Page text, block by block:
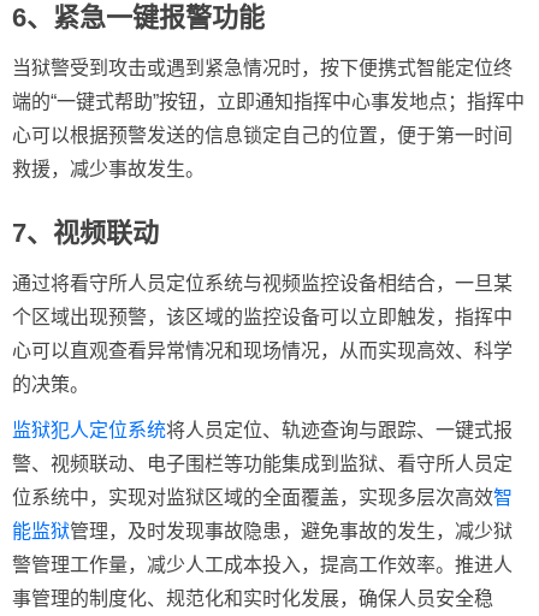
6、紧急一键报警功能
当狱警受到攻击或遇到紧急情况时，按下便携式智能定位终
端的“一键式帮助”按钮，立即通知指挥中心事发地点；指挥中
心可以根据预警发送的信息锁定自己的位置，便于第一时间
救援，减少事故发生。
7、视频联动
通过将看守所人员定位系统与视频监控设备相结合，一旦某
个区域出现预警，该区域的监控设备可以立即触发，指挥中
心可以直观查看异常情况和现场情况，从而实现高效、科学
的决策。
监狱犯人定位系统将人员定位、轨迹查询与跟踪、一键式报
警、视频联动、电子围栏等功能集成到监狱、看守所人员定
位系统中，实现对监狱区域的全面覆盖，实现多层次高效智
能监狱管理，及时发现事故隐患，避免事故的发生，减少狱
警管理工作量，减少人工成本投入，提高工作效率。推进人
事管理的制度化、规范化和实时化发展，确保人员安全稳